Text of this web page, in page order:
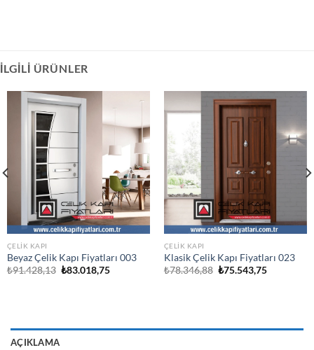
İLGILI ÜRÜNLER
ÇELIK KAPI
Beyaz Çelik Kapı Fiyatları 003
₺91.428,13 Orijinal
₺83.018,75Şu
ÇELIK KAPI
Klasik Çelik Kapı Fiyatları 023
₺78.346,88 Orijinal
₺75.543,75Şu
AÇIKLAMA